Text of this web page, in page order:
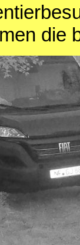
die